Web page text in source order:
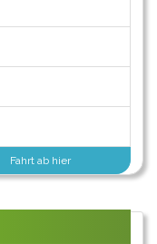
Fahrt ab hier